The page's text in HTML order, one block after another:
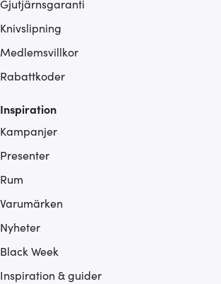
Gjutjärnsgaranti
Knivslipning
Medlemsvillkor
Rabattkoder
Inspiration
Kampanjer
Presenter
Rum
Varumärken
Nyheter
Black Week
Inspiration & guider